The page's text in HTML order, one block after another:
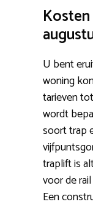
U bent
woning
tarieven
wordt
soort trap
traplift is
voor de
Een